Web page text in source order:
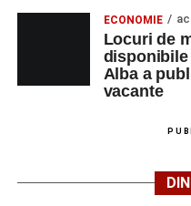
ECONOMIE
Locuri de
disponibile
Alba a
vacante